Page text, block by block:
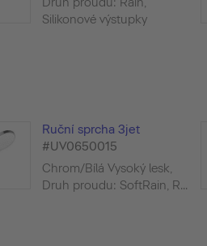
Silikonové výstupky
Ruční sprcha 3jet
#UV0650015
Chrom/Bílá Vysoký lesk,
Druh proudu: SoftRain, R...